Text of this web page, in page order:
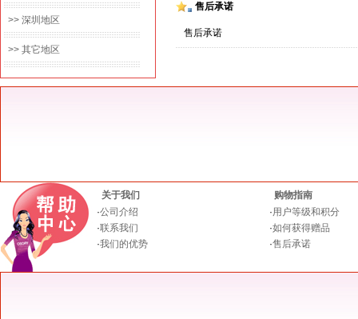
>> 深圳地区
>> 其它地区
售后承诺
售后承诺
关于我们
·公司介绍
·联系我们
·我们的优势
购物指南
·用户等级和积分
·如何获得赠品
·售后承诺